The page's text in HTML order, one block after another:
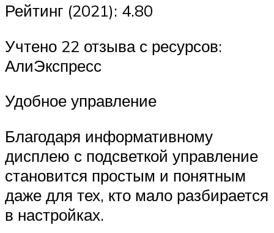
Рейтинг (2021): 4.80
Учтено 22 отзыва с ресурсов:
АлиЭкспресс
Удобное управление
Благодаря информативному
дисплею с подсветкой управление
становится простым и понятным
даже для тех, кто мало разбирается
в настройках.